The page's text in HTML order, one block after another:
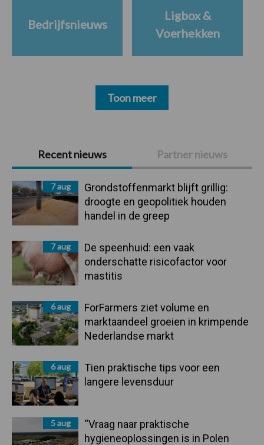
Primaire
Sidebar
Recent nieuws Partner nieuws
7 aug
Grondstoffenmarkt blijft grillig:
droogte en geopolitiek houden
handel in de greep
7 aug
De speenhuid: een vaak
onderschatte risicofactor voor
mastitis
6 aug
ForFarmers ziet volume en
marktaandeel groeien in krimpende
Nederlandse markt
6 aug
Tien praktische tips voor een
langere levensduur
5 aug
“Vraag naar praktische
hygieneoplossingen is in Polen
Bedrijfsnieuws
Ligbox &
Voerhekken
Toon meer